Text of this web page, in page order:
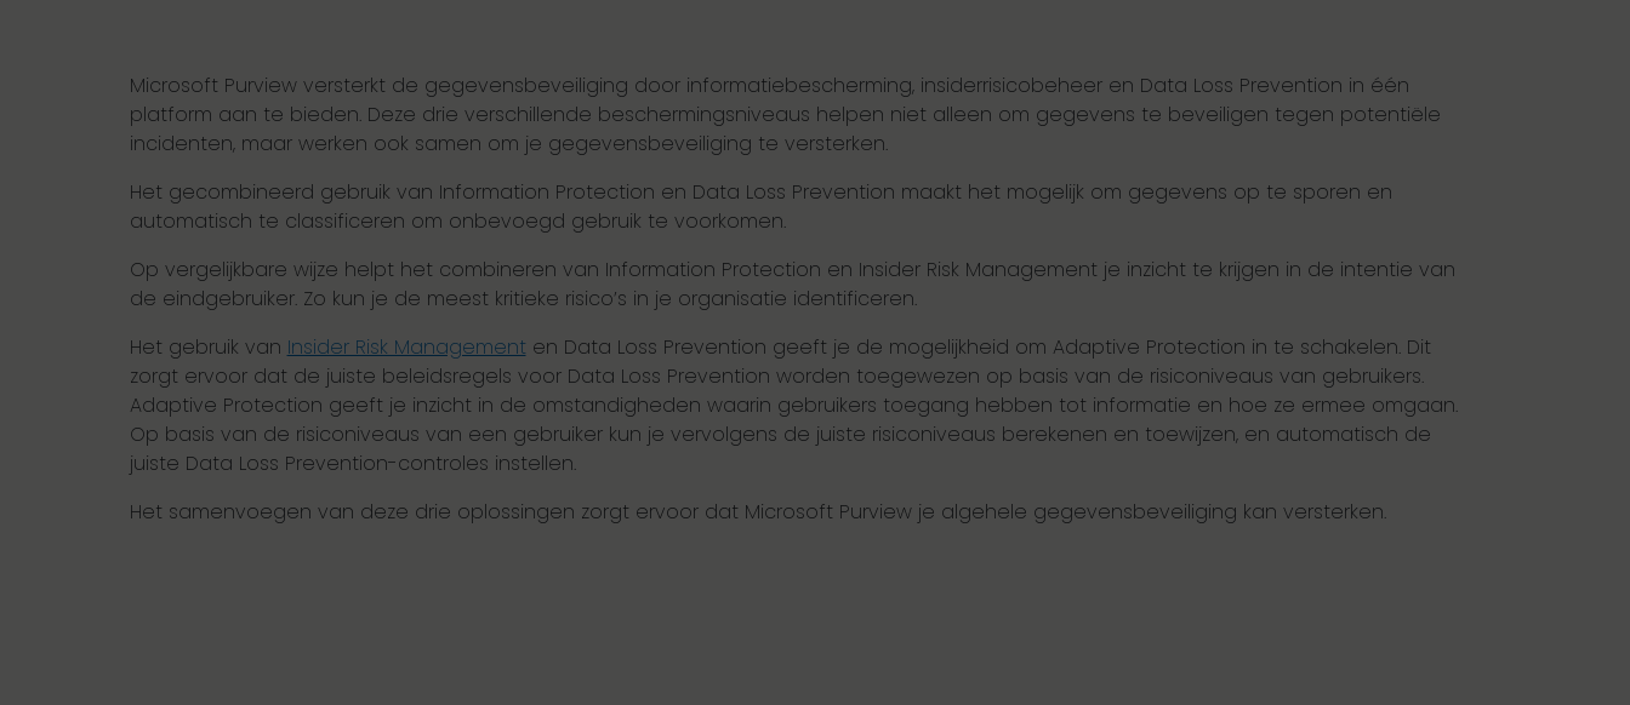
Microsoft Purview versterkt de gegevensbeveiliging door informatiebescherming, insiderrisicobeheer en Data Loss Prevention in één
platform aan te bieden. Deze drie verschillende beschermingsniveaus helpen niet alleen om gegevens te beveiligen tegen potentiële
incidenten, maar werken ook samen om je gegevensbeveiliging te versterken.
Het gecombineerd gebruik van Information Protection en Data Loss Prevention maakt het mogelijk om gegevens op te sporen en
automatisch te classificeren om onbevoegd gebruik te voorkomen.
Op vergelijkbare wijze helpt het combineren van Information Protection en Insider Risk Management je inzicht te krijgen in de intentie van
de eindgebruiker. Zo kun je de meest kritieke risico’s in je organisatie identificeren.
Het gebruik van Insider Risk Managementen Data Loss Prevention geeft je de mogelijkheid om Adaptive Protection in te schakelen. Dit
zorgt ervoor dat de juiste beleidsregels voor Data Loss Prevention worden toegewezen op basis van de risiconiveaus van gebruikers.
Adaptive Protection geeft je inzicht in de omstandigheden waarin gebruikers toegang hebben tot informatie en hoe ze ermee omgaan.
Op basis van de risiconiveaus van een gebruiker kun je vervolgens de juiste risiconiveaus berekenen en toewijzen, en automatisch de
juiste Data Loss Prevention-controles instellen.
Het samenvoegen van deze drie oplossingen zorgt ervoor dat Microsoft Purview je algehele gegevensbeveiliging kan versterken.